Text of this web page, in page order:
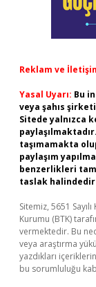
Reklam ve
Yasal Uyarı: Bu
veya şahıs
Sitede yalnızca
taşımamakta
paylaşım
benzerlikleri
taslak
Sitemiz, 5651
Kurumu (BTK)
vermektedir. Bu
veya araştırma
yazdıkları
bu sorumluluğu